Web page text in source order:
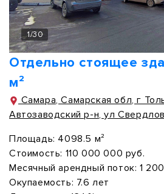
1/30
Отдельно стоящее
м²
Самара, Самарская обл, г
Автозаводский р-н, ул
Площадь: 4098.5 м²
Стоимость: 110 000 000 руб.
Месячный арендный поток: 1
Окупаемость: 7.6 лет